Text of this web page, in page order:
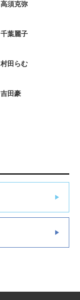
高須克弥
千葉麗子
村田らむ
吉田豪